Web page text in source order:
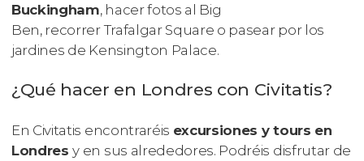
Buckingham, hacer fotos al Big
Ben, recorrer Trafalgar Square o pasear por los
jardines de Kensington Palace.
¿Qué hacer en Londres con Civitatis?
En Civitatis encontraréis excursiones y tours en
Londresy en sus alrededores. Podréis disfrutar de